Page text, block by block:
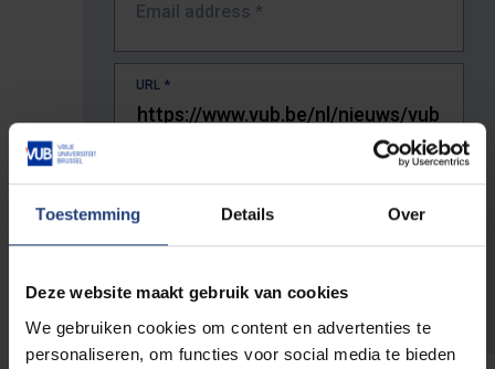
Toestemming Details Over
Deze website maakt gebruik van cookies
We gebruiken cookies om content en advertenties te
personaliseren, om functies voor social media te bieden
Email address *
URL *
The full URL of the page where you encountered the error.